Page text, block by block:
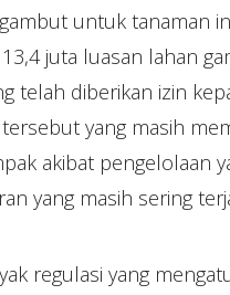
untuk tanaman
juta luasan lahan
telah diberikan izin
yang masih
akibat
yang masih sering
regulasi yang